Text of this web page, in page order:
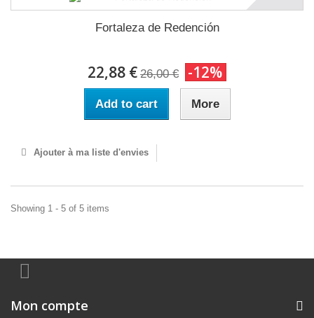
Fortaleza de Redención
22,88 € 26,00 € -12%
Add to cart More
Ajouter à ma liste d'envies
Showing 1 - 5 of 5 items
Mon compte